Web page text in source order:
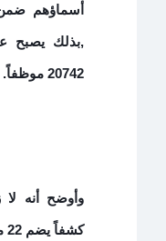
أسماؤهم
,بذلك يصبح
20742 موظفاً .
وأوضح أنه لا
كشفاً يضم 22 موظفاً لا زالوا تحت الفحص